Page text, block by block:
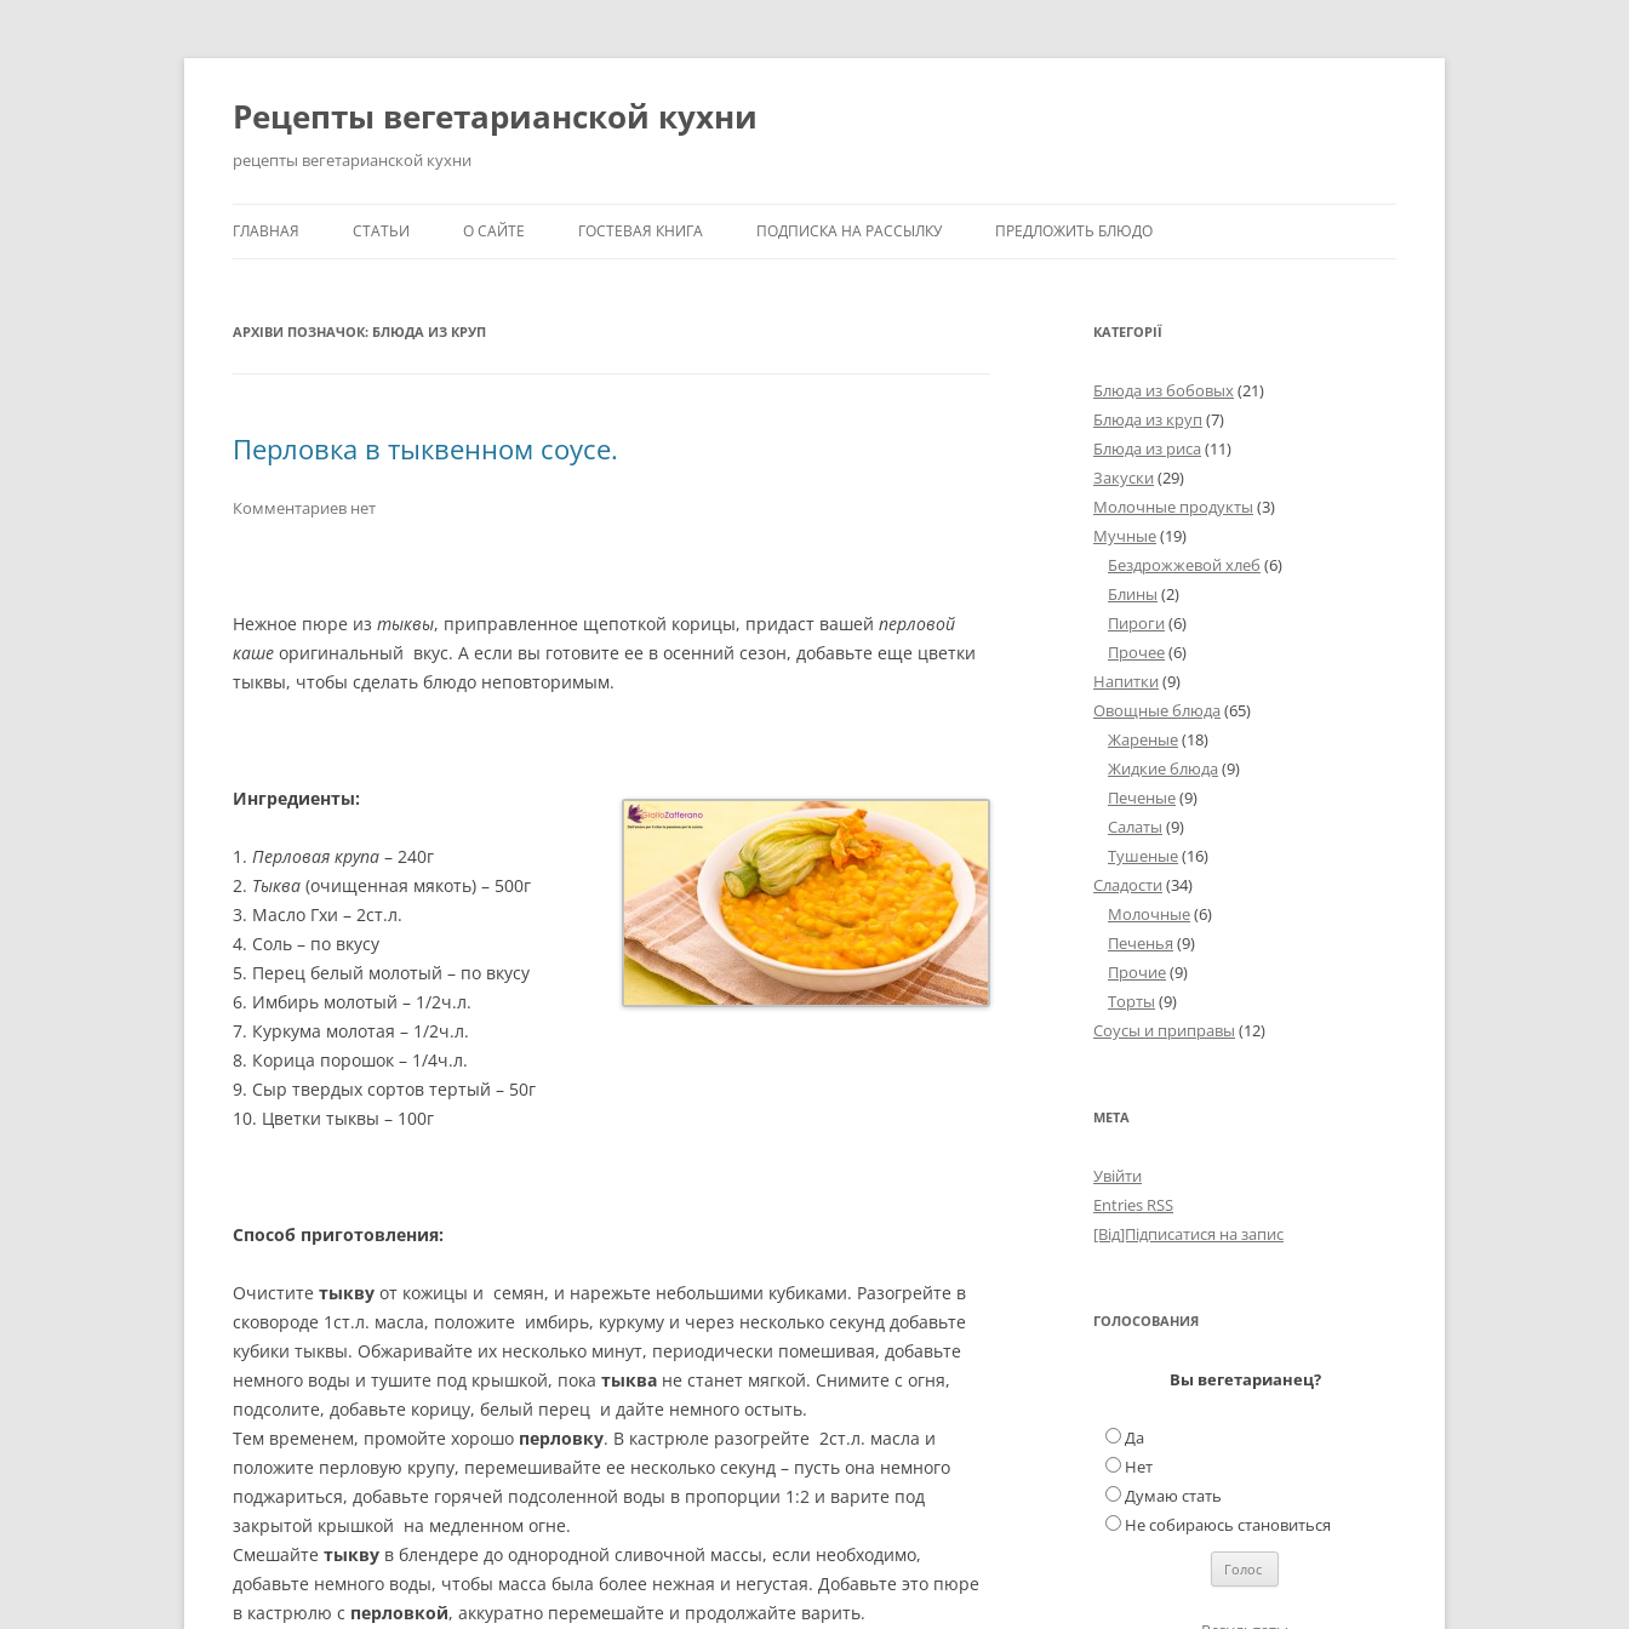
Перейти
Рецепты вегетарианской кухни
рецепты вегетарианской кухни
ГЛАВНАЯ СТАТЬИ
ПРАВИЛЬНОЕ ПИТАНИЕ: ШЕСТЬ
СТАДИЙ ОБЕДА.
ВЕГЕТАРИАНЦЫ И ВКУСНОЕ
О САЙТЕ ГОСТЕВАЯ КНИГА ПОДПИСКА НА РАССЫЛКУ ПРЕДЛОЖИТЬ БЛЮДО
АРХІВИ ПОЗНАЧОК: БЛЮДА ИЗ КРУП
Перловка в тыквенном соусе.
Комментариев нет
Нежное пюре из тыквы, приправленное щепоткой корицы, придаст вашей перловой
каше оригинальный вкус. А если вы готовите ее в осенний сезон, добавьте еще цветки
тыквы, чтобы сделать блюдо неповторимым.
Ингредиенты:
1. Перловая крупа – 240г
2. Тыква (очищенная мякоть) – 500г
3. Масло Гхи – 2ст.л.
4. Соль – по вкусу
5. Перец белый молотый – по вкусу
6. Имбирь молотый – 1/2ч.л.
7. Куркума молотая – 1/2ч.л.
8. Корица порошок – 1/4ч.л.
9. Сыр твердых сортов тертый – 50г
10. Цветки тыквы – 100г
Способ приготовления:
Очистите тыкву от кожицы и семян, и нарежьте небольшими кубиками. Разогрейте в
сковороде 1ст.л. масла, положите имбирь, куркуму и через несколько секунд добавьте
кубики тыквы. Обжаривайте их несколько минут, периодически помешивая, добавьте
немного воды и тушите под крышкой, пока тыква не станет мягкой. Снимите с огня,
подсолите, добавьте корицу, белый перец и дайте немного остыть.
Тем временем, промойте хорошо перловку. В кастрюле разогрейте 2ст.л. масла и
положите перловую крупу, перемешивайте ее несколько секунд – пусть она немного
поджариться, добавьте горячей подсоленной воды в пропорции 1:2 и варите под
закрытой крышкой на медленном огне.
Смешайте тыкву в блендере до однородной сливочной массы, если необходимо,
добавьте немного воды, чтобы масса была более нежная и негустая. Добавьте это пюре
в кастрюлю с перловкой, аккуратно перемешайте и продолжайте варить.
КАТЕГОРІЇ
Блюда из бобовых(21)
Блюда из круп (7)
Блюда из риса (11)
Закуски (29)
Молочные продукты (3)
Мучные(19)
Бездрожжевой хлеб (6)
Блины (2)
Пироги (6)
Прочее(6)
Напитки (9)
Овощные блюда (65)
Жареные(18)
Жидкие блюда (9)
Печеные(9)
Салаты (9)
Тушеные(16)
Сладости (34)
Молочные(6)
Печенья (9)
Прочие(9)
Торты (9)
Соусы и приправы (12)
МЕТА
Увійти
Entries RSS
[Від]Підписатися на запис
ГОЛОСОВАНИЯ
Вы вегетарианец?
Да
Нет
Думаю стать
Не собираюсь становиться